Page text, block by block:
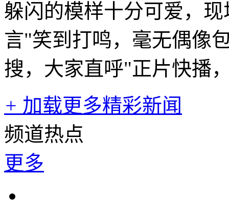
躲闪的模样十分可爱，
言"笑到打鸣，毫无偶像
搜，大家直呼"正片快播
+ 加载更多精彩新闻
频道热点
更多